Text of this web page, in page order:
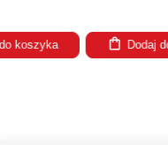
Dodaj do koszyka